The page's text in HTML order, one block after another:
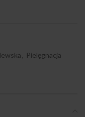
Pielęgnacja